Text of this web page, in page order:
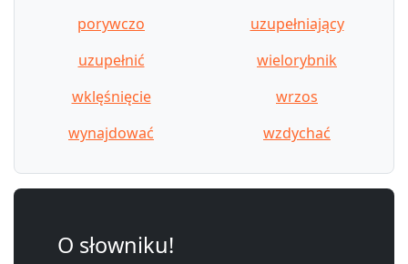
porywczo
uzupełniający
uzupełnić
wielorybnik
wklęśnięcie
wrzos
wynajdować
wzdychać
O słowniku!